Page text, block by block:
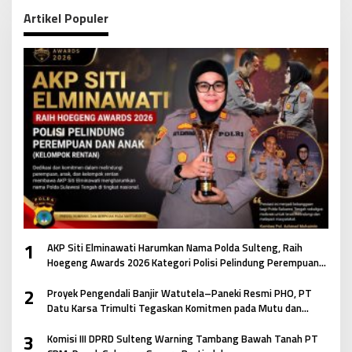
Artikel Populer
1
AKP Siti Elminawati Harumkan Nama Polda Sulteng, Raih
Hoegeng Awards 2026 Kategori Polisi Pelindung Perempuan
2
Proyek Pengendali Banjir Watutela–Paneki Resmi PHO, PT
Datu Karsa Trimulti Tegaskan Komitmen pada Mutu dan
3
Komisi III DPRD Sulteng Warning Tambang Bawah Tanah PT